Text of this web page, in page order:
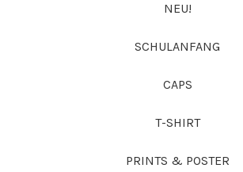
NEU!
SCHULANFANG
CAPS
T-SHIRT
PRINTS & POSTER